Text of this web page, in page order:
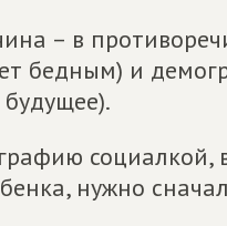
– в
бедным) и
будущее).
социалкой,
нужно